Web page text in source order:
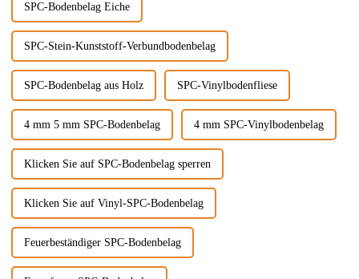
SPC-Bodenbelag Eiche
SPC-Stein-Kunststoff-Verbundbodenbelag
SPC-Bodenbelag aus Holz SPC-Vinylbodenfliese
4 mm 5 mm SPC-Bodenbelag 4 mm SPC-Vinylbodenbelag
Klicken Sie auf SPC-Bodenbelag sperren
Klicken Sie auf Vinyl-SPC-Bodenbelag
Feuerbeständiger SPC-Bodenbelag